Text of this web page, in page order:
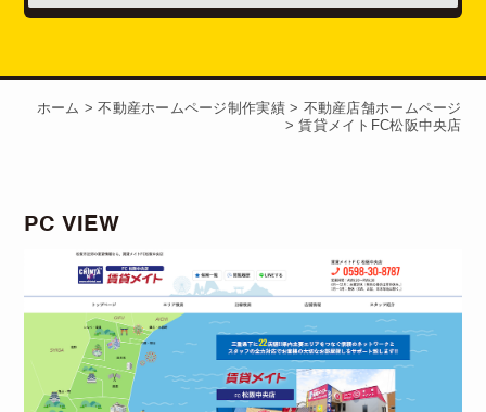
ホーム >不動産ホームページ制作実績> 不動産店舗ホームページ
>賃貸メイトFC松阪中央店
PC VIEW